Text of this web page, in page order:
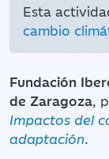
Esta
cambio
Fundación
de Zaragoza,
Impactos del
adaptación.